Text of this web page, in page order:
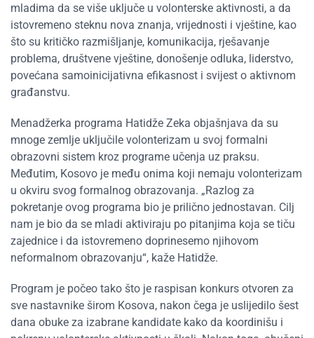
mladima da se više uključe u volonterske aktivnosti, a da
istovremeno steknu nova znanja, vrijednosti i vještine, kao
što su kritičko razmišljanje, komunikacija, rješavanje
problema, društvene vještine, donošenje odluka, liderstvo,
povećana samoinicijativna efikasnost i svijest o aktivnom
građanstvu.
Menadžerka programa Hatidže Zeka objašnjava da su
mnoge zemlje uključile volonterizam u svoj formalni
obrazovni sistem kroz programe učenja uz praksu.
Međutim, Kosovo je među onima koji nemaju volonterizam
u okviru svog formalnog obrazovanja. „Razlog za
pokretanje ovog programa bio je prilično jednostavan. Cilj
nam je bio da se mladi aktiviraju po pitanjima koja se tiču
zajednice i da istovremeno doprinesemo njihovom
neformalnom obrazovanju“, kaže Hatidže.
Program je počeo tako što je raspisan konkurs otvoren za
sve nastavnike širom Kosova, nakon čega je uslijedilo šest
dana obuke za izabrane kandidate kako da koordinišu i